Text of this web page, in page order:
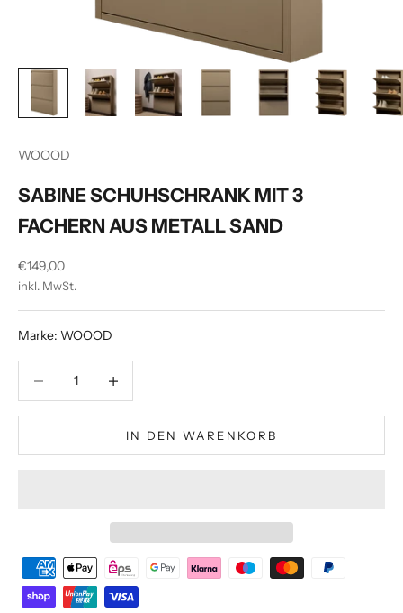
WOOOD
SABINE SCHUHSCHRANK MIT 3
FACHERN AUS METALL SAND
Angebot
€149,00
inkl. MwSt.
Marke: WOOOD
IN DEN WARENKORB